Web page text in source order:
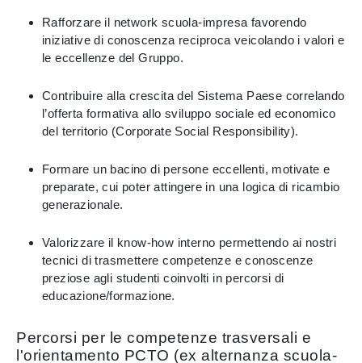
Rafforzare il network scuola-impresa favorendo
iniziative di conoscenza reciproca veicolando i valori e
le eccellenze del Gruppo.
Contribuire alla crescita del Sistema Paese correlando
l’offerta formativa allo sviluppo sociale ed economico
del territorio (Corporate Social Responsibility).
Formare un bacino di persone eccellenti, motivate e
preparate, cui poter attingere in una logica di ricambio
generazionale.
Valorizzare il know-how interno permettendo ai nostri
tecnici di trasmettere competenze e conoscenze
preziose agli studenti coinvolti in percorsi di
educazione/formazione.
Percorsi per le competenze trasversali e
l'orientamento PCTO (ex alternanza scuola-